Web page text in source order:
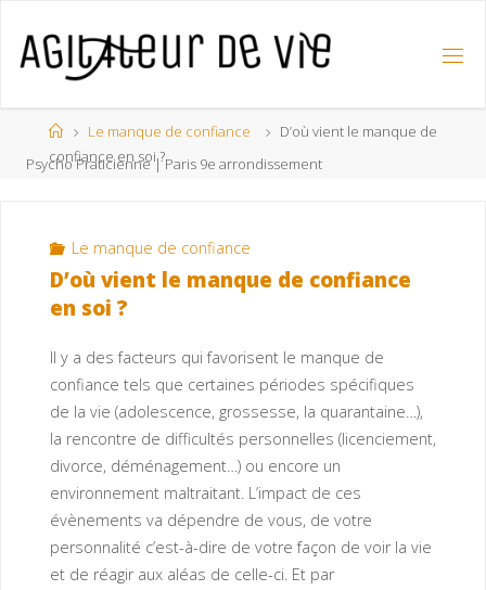
Psycho Praticienne | Paris 9e arrondissement
Le manque de confiance
D’où vient le manque de
confiance en soi ?
Le manque de confiance
D’où vient le manque de confiance
en soi ?
Il y a des facteurs qui favorisent le manque de
confiance tels que certaines périodes spécifiques
de la vie (adolescence, grossesse, la quarantaine…),
la rencontre de difficultés personnelles (licenciement,
divorce, déménagement…) ou encore un
environnement maltraitant. L’impact de ces
évènements va dépendre de vous, de votre
personnalité c’est-à-dire de votre façon de voir la vie
et de réagir aux aléas de celle-ci. Et par